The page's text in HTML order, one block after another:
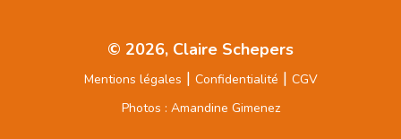
© 2026, Claire Schepers
Mentions légales | Confidentialité | CGV
Photos : Amandine Gimenez